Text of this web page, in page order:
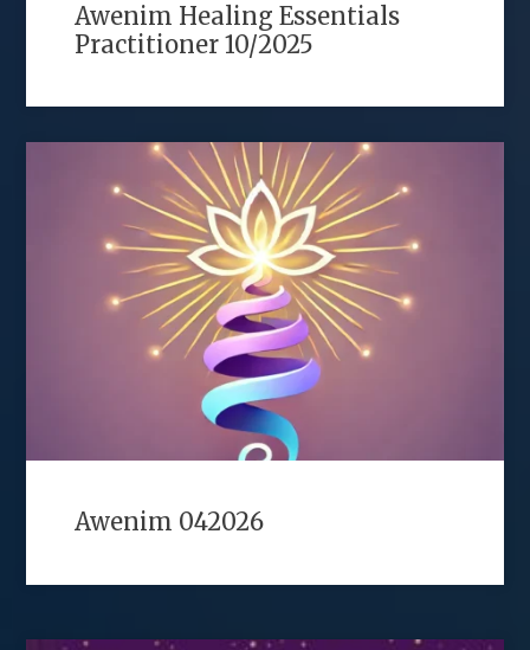
Awenim Healing Essentials
Practitioner 10/2025
Awenim 042026